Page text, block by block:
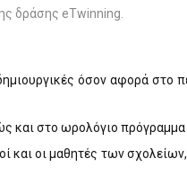
δράσης eTwinning.
όσον αφορά στο
στο ωρολόγιο πρόγραμμα
οι μαθητές των